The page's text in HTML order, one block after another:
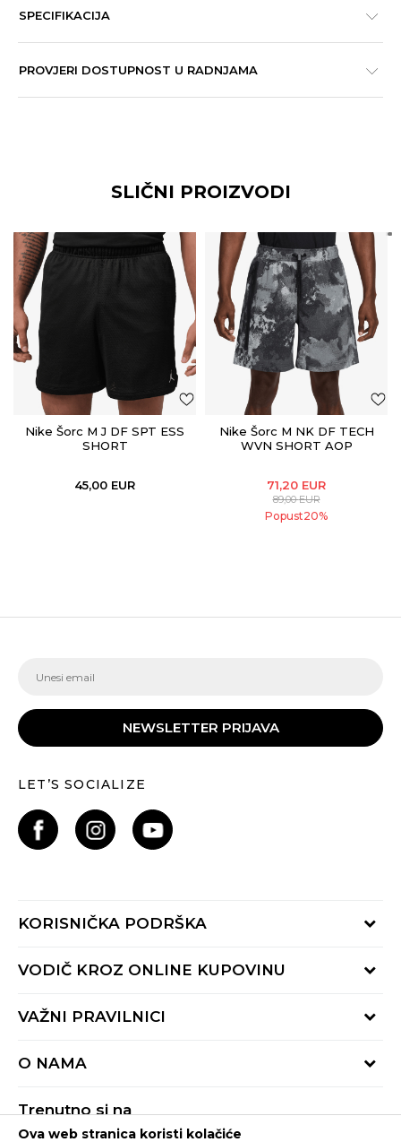
SPECIFIKACIJA
PROVJERI DOSTUPNOST U RADNJAMA
SLIČNI PROIZVODI
Nike Šorc M J DF SPT ESS
SHORT
45,00 EUR
Nike Šorc M NK DF TECH
WVN SHORT AOP
71,20 EUR
89,00EUR
Popust20%
NEWSLETTER PRIJAVA
LET’S SOCIALIZE
KORISNIČKA PODRŠKA
Provjeri status porudžbine
Radno vrijeme 9-16h
VODIČ KROZ ONLINE KUPOVINU
Načini isporuke
Reklamacije
VAŽNI PRAVILNICI
Pravila Sport&Bonus programa
O NAMA
Trenutno si na
Ova web stranica koristi kolačiće